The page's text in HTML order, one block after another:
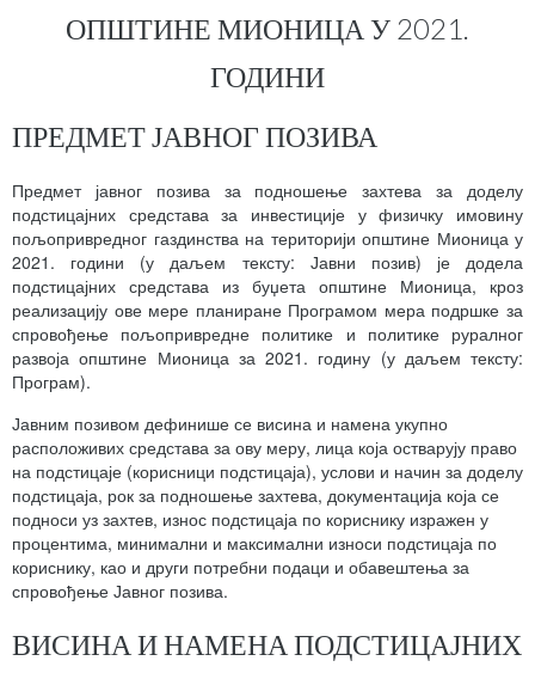
ОПШТИНЕ МИОНИЦА У 2021.
ГОДИНИ
ПРЕДМЕТ ЈАВНОГ ПОЗИВА
Предмет јавног позива за подношење захтева за доделу
подстицајних средстава за инвестиције у физичку имовину
пољопривредног газдинства на територији општине Мионица у
2021. години (у даљем тексту: Јавни позив) је додела
подстицајних средстава из буџета општине Мионица, кроз
реализацију ове мере планиране Програмом мера подршке за
спровођење пољопривредне политике и политике руралног
развоја општине Мионица за 2021. годину (у даљем тексту:
Програм).
Јавним позивом дефинише се висина и намена укупно
расположивих средстава за ову меру, лица која остварују право
на подстицаје (корисници подстицаја), услови и начин за доделу
подстицаја, рок за подношење захтева, документација која се
подноси уз захтев, износ подстицаја по кориснику изражен у
процентима, минимални и максимални износи подстицаја по
кориснику, као и други потребни подаци и обавештења за
спровођење Јавног позива.
ВИСИНА И НАМЕНА ПОДСТИЦАЈНИХ